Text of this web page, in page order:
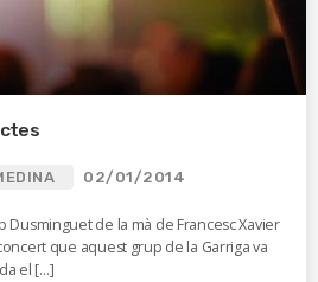
02/01/2014
de la mà de Francesc Xavier
que aquest grup de la Garriga va
el […]